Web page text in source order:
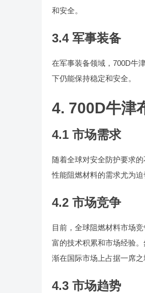
和安全。
3.4 军事装备
在军事装备领域，700D牛
下仍能保持稳定和安全。
4. 700D牛津
4.1 市场需求
随着全球对安全防护要求
性能阻燃材料的需求尤为
4.2 市场竞争
目前，全球阻燃材料市场
富的技术积累和市场经验
渐在国际市场上占据一席之
4.3 市场趋势